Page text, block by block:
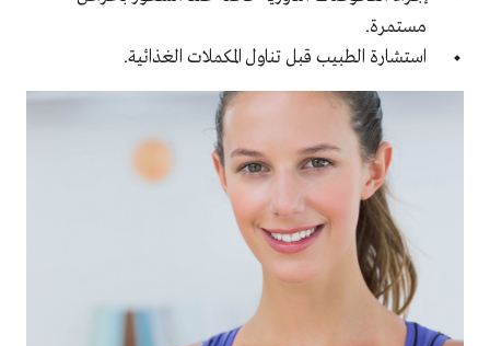
مستمرة.
استشارة الطبيب قبل تناول المكملات الغذائية.